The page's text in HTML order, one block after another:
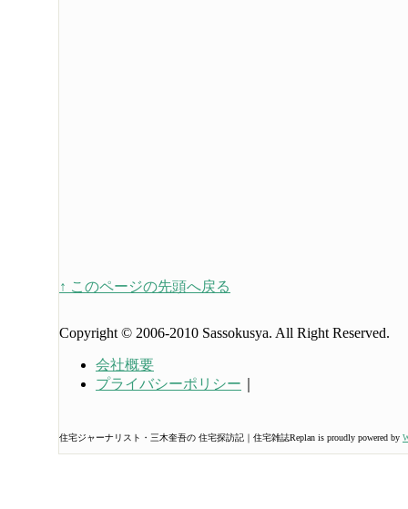
↑ このページの先頭へ戻る
Copyright © 2006-2010 Sassokusya. All Right Reserved.
会社概要
プライバシーポリシー
住宅ジャーナリスト・三木奎吾の 住宅探訪記｜住宅雑誌Replan is proudly powered by